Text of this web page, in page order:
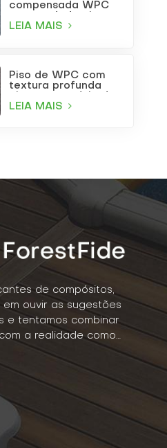
compensada WPC
claro para uso
LEIA MAIS
Piso de WPC com
textura profunda
jardim
LEIA MAIS
de compósitos,
em ouvir as sugestões
e tentamos combinar
a realidade como